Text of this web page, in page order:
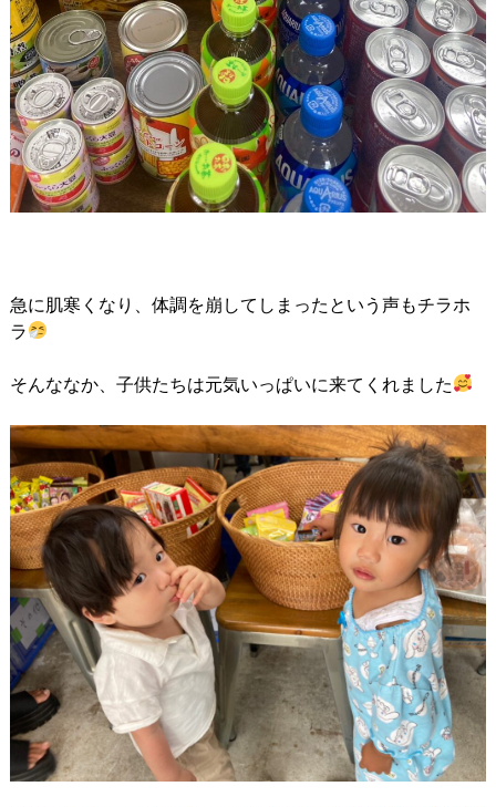
急に肌寒くなり、体調を崩してしまったという声もチラホ
ラ
そんななか、子供たちは元気いっぱいに来てくれました